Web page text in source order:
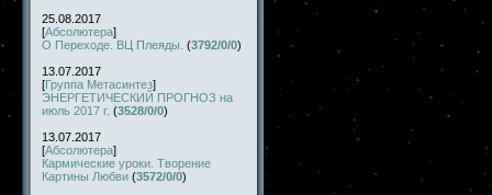
25.08.2017
[Абсолютера]
О Переходе. ВЦ Плеяды. (3792/0/0)
13.07.2017
[Группа Метасинтез]
ЭНЕРГЕТИЧЕСКИЙ ПРОГНОЗ на
июль 2017 г. (3528/0/0)
13.07.2017
[Абсолютера]
Кармические уроки. Творение
Картины Любви (3572/0/0)